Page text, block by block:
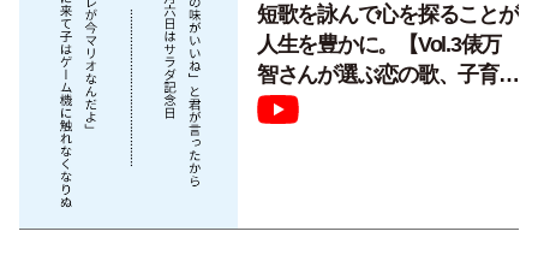
短歌を詠んで心を探ることが
人生を豊かに。【Vol.3俵万
智さんが選ぶ恋の歌、子育て
の歌】